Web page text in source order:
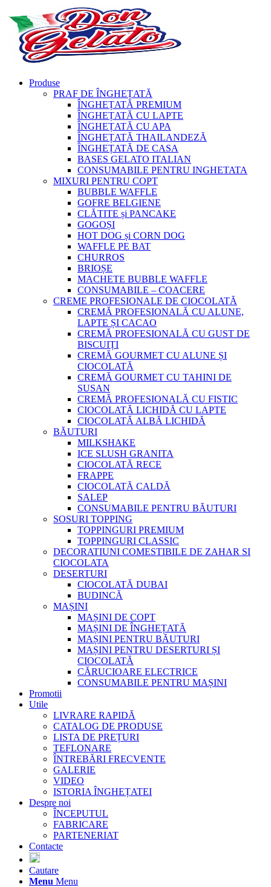
Produse
PRAF DE ÎNGHEȚATĂ
ÎNGHEȚATĂ PREMIUM
ÎNGHEȚATĂ CU LAPTE
ÎNGHEȚATĂ CU APA
ÎNGHEȚATĂ THAILANDEZĂ
ÎNGHEȚATĂ DE CASA
BASES GELATO ITALIAN
CONSUMABILE PENTRU INGHETATA
MIXURI PENTRU COPT
BUBBLE WAFFLE
GOFRE BELGIENE
CLĂTITE și PANCAKE
GOGOȘI
HOT DOG și CORN DOG
WAFFLE PE BAT
CHURROS
BRIOȘE
MACHETE BUBBLE WAFFLE
CONSUMABILE – COACERE
CREME PROFESIONALE DE CIOCOLATĂ
CREMĂ PROFESIONALĂ CU ALUNE,
LAPTE ȘI CACAO
CREMĂ PROFESIONALĂ CU GUST DE
BISCUIȚI
CREMĂ GOURMET CU ALUNE ȘI
CIOCOLATĂ
CREMĂ GOURMET CU TAHINI DE
SUSAN
CREMĂ PROFESIONALĂ CU FISTIC
CIOCOLATĂ LICHIDĂ CU LAPTE
CIOCOLATĂ ALBĂ LICHIDĂ
BĂUTURI
MILKSHAKE
ICE SLUSH GRANITA
CIOCOLATĂ RECE
FRAPPE
CIOCOLATĂ CALDĂ
SALEP
CONSUMABILE PENTRU BĂUTURI
SOSURI TOPPING
TOPPINGURI PREMIUM
TOPPINGURI CLASSIC
DECORATIUNI COMESTIBILE DE ZAHAR SI
CIOCOLATA
DESERTURI
CIOCOLATĂ DUBAI
BUDINCĂ
MAȘINI
MAȘINI DE COPT
MAȘINI DE ÎNGHEȚATĂ
MAȘINI PENTRU BĂUTURI
MAȘINI PENTRU DESERTURI ȘI
CIOCOLATĂ
CĂRUCIOARE ELECTRICE
CONSUMABILE PENTRU MAȘINI
Promotii
Utile
LIVRARE RAPIDĂ
CATALOG DE PRODUSE
LISTA DE PREȚURI
TEFLONARE
ÎNTREBĂRI FRECVENTE
GALERIE
VIDEO
ISTORIA ÎNGHEȚATEI
Despre noi
ÎNCEPUTUL
FABRICARE
PARTENERIAT
Contacte
Cautare
Menu Menu